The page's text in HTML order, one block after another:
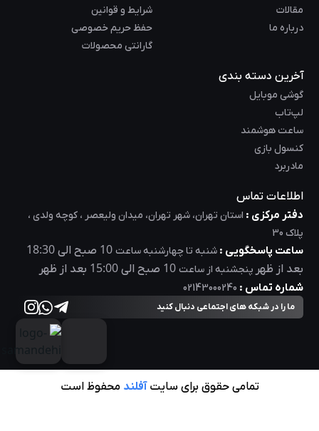
مقالات
درباره ما
شرایط و قوانین
حفظ حریم خصوصی
گارانتی محصولات
آخرین دسته بندی
گوشی موبایل
لپ‌تاب
ساعت هوشمند
کنسول بازی
مادربرد
اطلاعات تماس
دفتر مرکزی : استان تهران، شهر تهران، میدان ولیعصر ، کوچه ولدی ،
پلاک 30
ساعت پاسخگویی : شنبه تا چهارشنبه ساعت 10 صبح الی18:30
بعد از ظهر پنجشنبه از ساعت 10 صبح الی15:00 بعد از ظهر
شماره تماس : 02143000240
ما را در شبکه های اجتماعی دنبال کنید
تمامی حقوق برای سایتآفلند محفوظ است